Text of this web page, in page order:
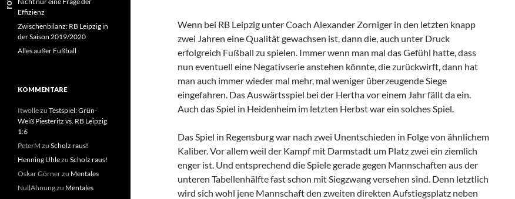
Wenn bei RB Leipzig unter Coach Alexander Zorniger in den letzten knapp
zwei Jahren eine Qualität gewachsen ist, dann die, auch unter Druck
erfolgreich Fußball zu spielen. Immer wenn man mal das Gefühl hatte, dass
nun eventuell eine Negativserie anstehen könnte, die zurückwirft, dann hat
man auch immer wieder mal mehr, mal weniger überzeugende Siege
eingefahren. Das Auswärtsspiel bei der Hertha vor einem Jahr fällt da ein.
Auch das Spiel in Heidenheim im letzten Herbst war ein solches Spiel.
Das Spiel in Regensburg war nach zwei Unentschieden in Folge von ähnlichem
Kaliber. Vor allem weil der Kampf mit Darmstadt um Platz zwei ein ziemlich
enger ist. Und entsprechend die Spiele gerade gegen Mannschaften aus der
unteren Tabellenhälfte fast schon mit Siegzwang versehen sind. Denn letztlich
wird sich wohl jene Mannschaft den zweiten direkten Aufstiegsplatz neben
Effizienz
Zwischenbilanz: RB Leipzig in
der Saison 2019/2020
Alles außer Fußball
KOMMENTARE
Itwollezu Testspiel: Grün-
Weiß Piesteritz vs. RB Leipzig
1:6
PeterM zu Scholz raus!
Henning Uhlezu Scholz raus!
Oskar Görnerzu Mentales
NullAhnungzu Mentales